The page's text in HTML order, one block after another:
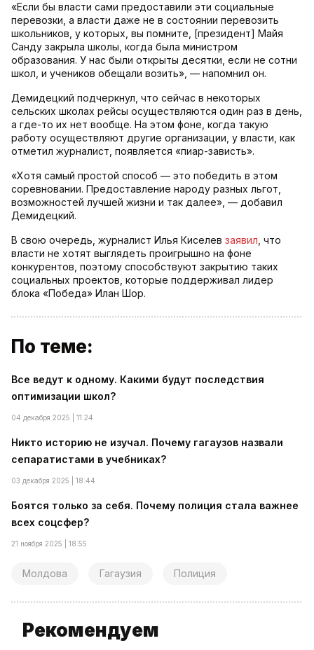
«Если бы власти сами предоставили эти социальные
перевозки, а власти даже не в состоянии перевозить
школьников, у которых, вы помните, [президент] Майя
Санду закрыла школы, когда была министром
образования. У нас были открыты десятки, если не сотни
школ, и учеников обещали возить», — напомнил он.
Демидецкий подчеркнул, что сейчас в некоторых
сельских школах рейсы осуществляются один раз в день,
а где-то их нет вообще. На этом фоне, когда такую
работу осуществляют другие организации, у власти, как
отметил журналист, появляется «пиар-зависть».
«Хотя самый простой способ — это победить в этом
соревновании. Предоставление народу разных льгот,
возможностей лучшей жизни и так далее», — добавил
Демидецкий.
В свою очередь, журналист Илья Киселев заявил , что
власти не хотят выглядеть проигрышно на фоне
конкурентов, поэтому способствуют закрытию таких
социальных проектов, которые поддерживал лидер
блока «Победа» Илан Шор.
По теме:
Все ведут к одному. Какими будут последствия
оптимизации школ?
04 декабря 2025 | 11:24
Никто историю не изучал. Почему гагаузов назвали
сепаратистами в учебниках?
03 декабря 2025 | 18:44
Боятся только за себя. Почему полиция стала важнее
всех соцсфер?
21 ноября 2025 | 18:55
Молдова Гагаузия Полиция
Рекомендуем